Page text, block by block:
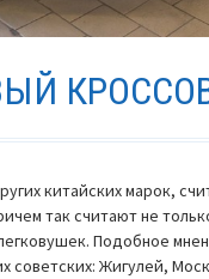
китайских марок,
так считают не
Подобное
советских: Жигулей,